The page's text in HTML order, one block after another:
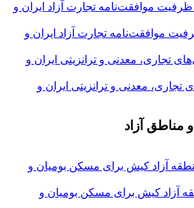
موافقت‌نامه تجارت آزاد ایران و
تجاری، معدنی و ترانزیتی ایران و
آزاد
آزاد کیش برای مسکن بومیان و